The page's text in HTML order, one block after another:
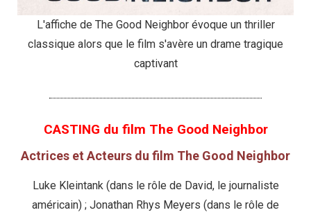
L'affiche de The Good Neighbor évoque un thriller
classique alors que le film s'avère un drame tragique
captivant
CASTING du film The Good Neighbor
Actrices et Acteurs du film The Good Neighbor
Luke Kleintank (dans le rôle de David, le journaliste
américain) ; Jonathan Rhys Meyers (dans le rôle de